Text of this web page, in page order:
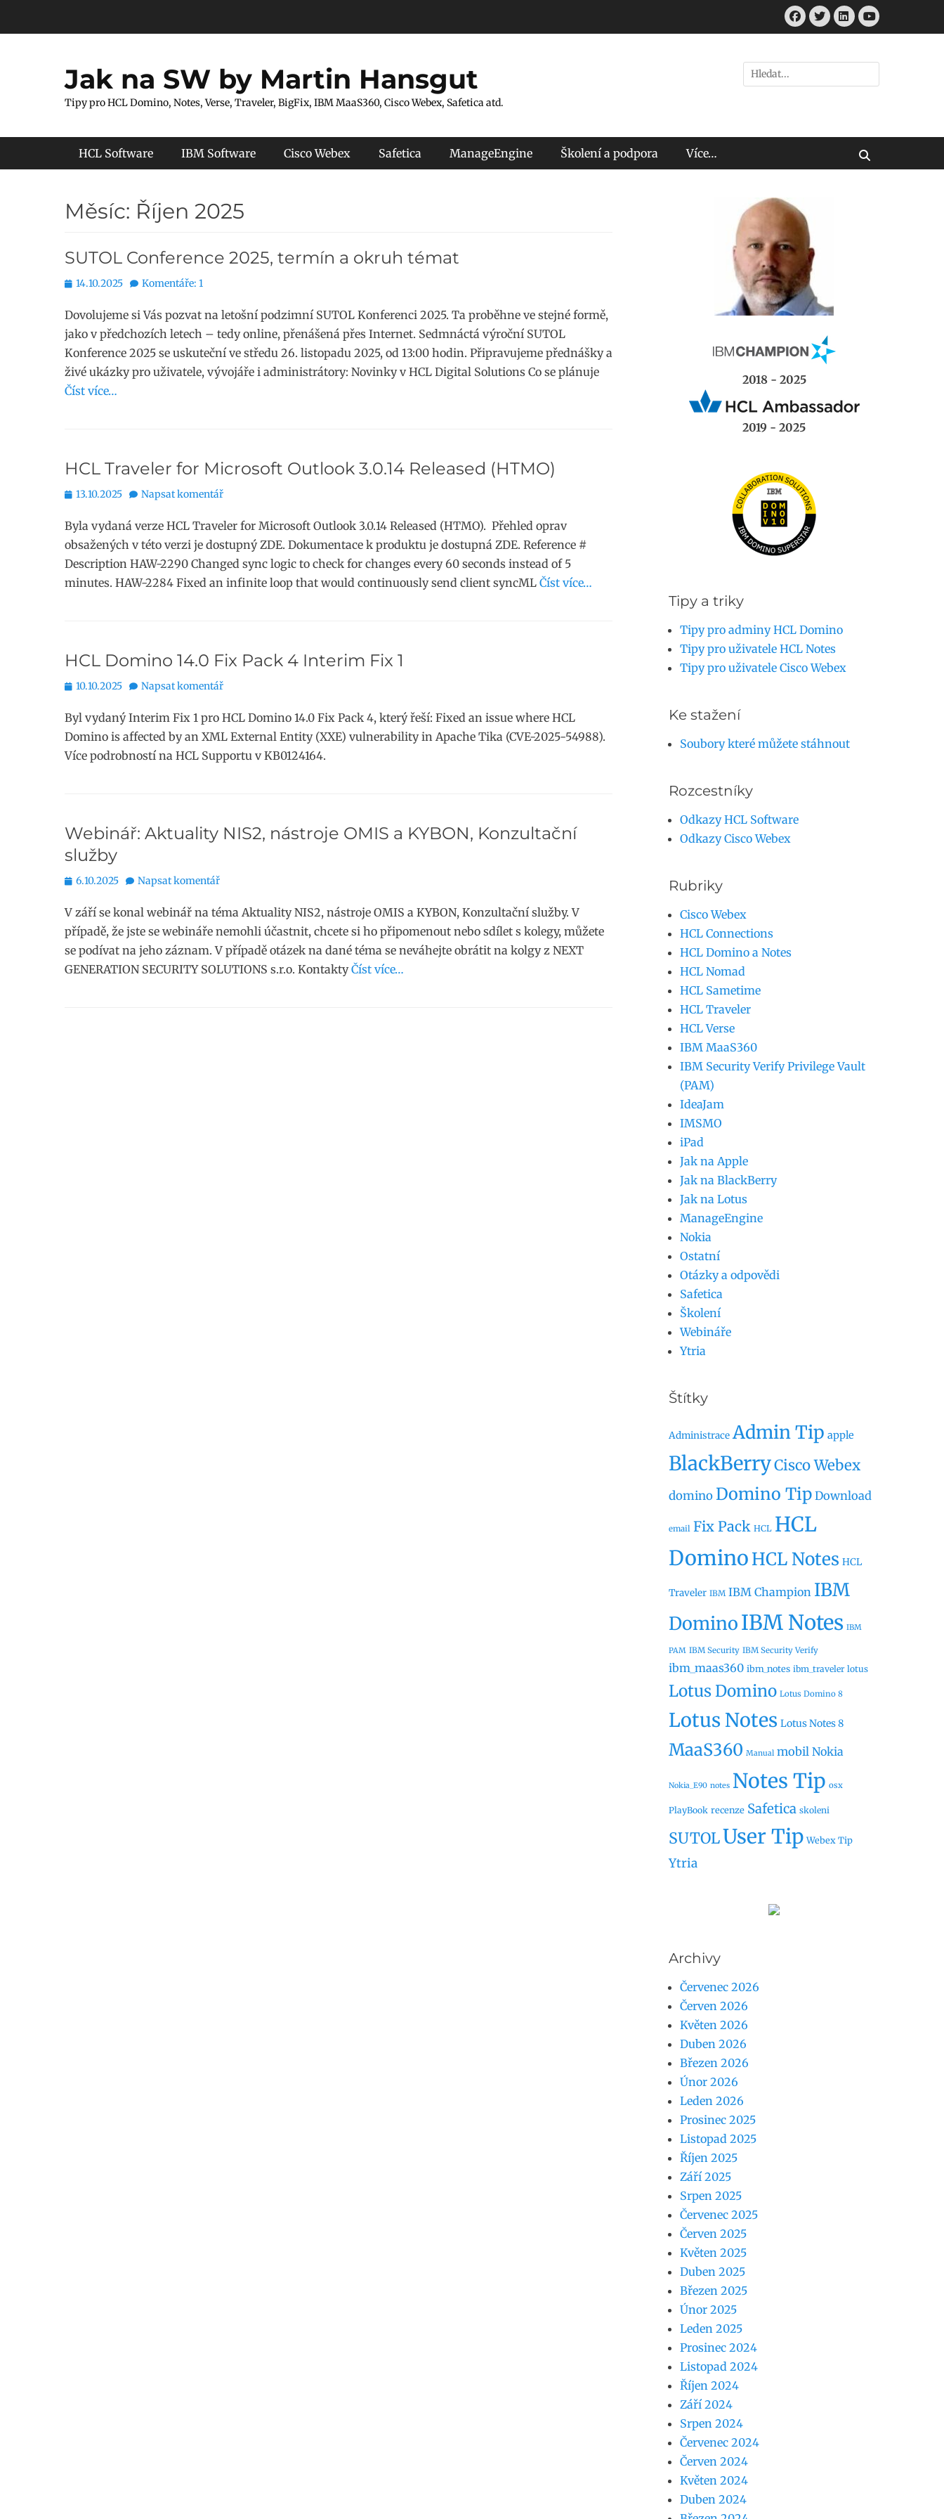
Facebook
Twitter
LinkedIn
Youtube
Jak na SW by Martin Hansgut
Tipy pro HCL Domino, Notes, Verse, Traveler, BigFix, IBM MaaS360, Cisco Webex, Safetica atd.
Hledat:
Hlavní menu
HCL Software IBM Software Cisco Webex Safetica ManageEngine Školení a podpora Více…
Měsíc: Říjen 2025
SUTOL Conference 2025, termín a okruh témat
Publikováno
14.10.2025 Komentáře: 1
Dovolujeme si Vás pozvat na letošní podzimní SUTOL Konferenci 2025. Ta proběhne ve stejné formě,
jako v předchozích letech – tedy online, přenášená přes Internet. Sedmnáctá výroční SUTOL
Konference 2025 se uskuteční ve středu 26. listopadu 2025, od 13:00 hodin. Připravujeme přednášky a
živé ukázky pro uživatele, vývojáře i administrátory: Novinky v HCL Digital Solutions Co se plánuje
Číst více…
HCL Traveler for Microsoft Outlook 3.0.14 Released (HTMO)
Publikováno
13.10.2025 Napsat komentář
Byla vydaná verze HCL Traveler for Microsoft Outlook 3.0.14 Released (HTMO). Přehled oprav
obsažených v této verzi je dostupný ZDE. Dokumentace k produktu je dostupná ZDE. Reference #
Description HAW-2290 Changed sync logic to check for changes every 60 seconds instead of 5
minutes. HAW-2284 Fixed an infinite loop that would continuously send client syncML Číst více…
HCL Domino 14.0 Fix Pack 4 Interim Fix 1
Publikováno
10.10.2025 Napsat komentář
Byl vydaný Interim Fix 1 pro HCL Domino 14.0 Fix Pack 4, který řeší: Fixed an issue where HCL
Domino is affected by an XML External Entity (XXE) vulnerability in Apache Tika (CVE-2025-54988).
Více podrobností na HCL Supportu v KB0124164.
Webinář: Aktuality NIS2, nástroje OMIS a KYBON, Konzultační
služby
Publikováno
6.10.2025 Napsat komentář
V září se konal webinář na téma Aktuality NIS2, nástroje OMIS a KYBON, Konzultační služby. V
případě, že jste se webináře nemohli účastnit, chcete si ho připomenout nebo sdílet s kolegy, můžete
se podívat na jeho záznam. V případě otázek na dané téma se neváhejte obrátit na kolgy z NEXT
GENERATION SECURITY SOLUTIONS s.r.o. KontaktyČíst více…
2018 - 2025
2019 - 2025
Tipy a triky
Tipy pro adminy HCL Domino
Tipy pro uživatele HCL Notes
Tipy pro uživatele Cisco Webex
Ke stažení
Soubory které můžete stáhnout
Rozcestníky
Odkazy HCL Software
Odkazy Cisco Webex
Rubriky
Cisco Webex
HCL Connections
HCL Domino a Notes
HCL Nomad
HCL Sametime
HCL Traveler
HCL Verse
IBM MaaS360
IBM Security Verify Privilege Vault
(PAM)
IdeaJam
IMSMO
iPad
Jak na Apple
Jak na BlackBerry
Jak na Lotus
ManageEngine
Nokia
Ostatní
Otázky a odpovědi
Safetica
Školení
Webináře
Ytria
Štítky
Administrace Admin Tip apple
BlackBerryCisco Webex
domino Domino Tip Download
email Fix Pack HCL HCL
DominoHCL Notes HCL
Traveler IBM IBM Champion IBM
DominoIBM Notes IBM
PAM IBM Security IBM Security Verify
ibm_maas360 ibm_notes ibm_traveler lotus
Lotus Domino Lotus Domino 8
Lotus Notes Lotus Notes 8
MaaS360 Manual mobil Nokia
Nokia_E90 notes Notes Tip osx
PlayBook recenze Safetica skoleni
SUTOLUser Tip Webex Tip
Ytria
Archivy
Červenec 2026
Červen 2026
Květen 2026
Duben 2026
Březen 2026
Únor 2026
Leden 2026
Prosinec 2025
Listopad 2025
Říjen 2025
Září 2025
Srpen 2025
Červenec 2025
Červen 2025
Květen 2025
Duben 2025
Březen 2025
Únor 2025
Leden 2025
Prosinec 2024
Listopad 2024
Říjen 2024
Září 2024
Srpen 2024
Červenec 2024
Červen 2024
Květen 2024
Duben 2024